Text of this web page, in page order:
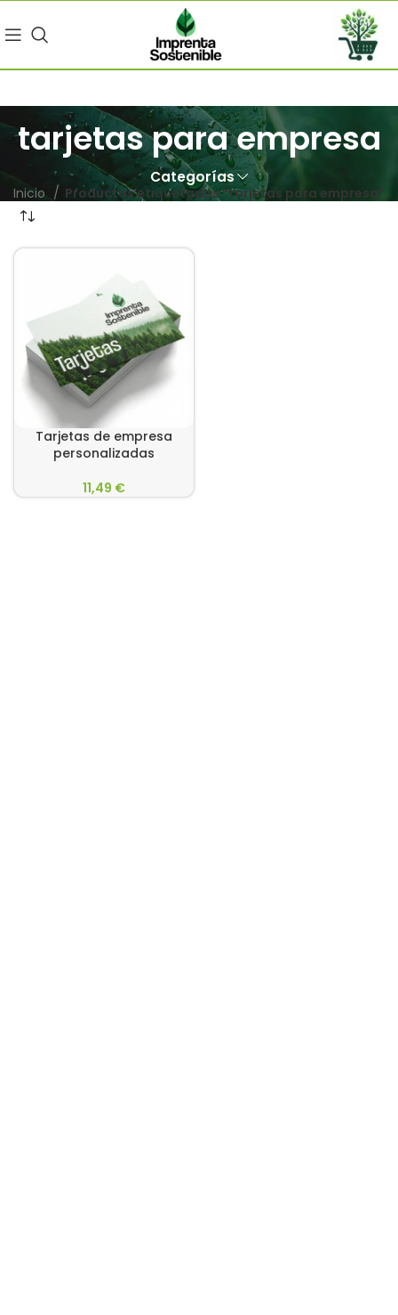
tarjetas para empresa
Categorías
Inicio Productos etiquetados “tarjetas para empresa”
Tarjetas de empresa
personalizadas
11,49 €